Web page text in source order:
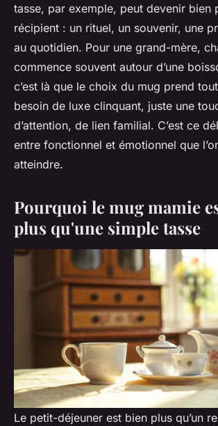
tasse, par exemple, peut devenir bien
récipient : un rituel, un souvenir, une
au quotidien. Pour une grand-mère,
commence souvent autour d’une
c’est là que le choix du mug prend
besoin de luxe clinquant, juste une
d’attention, de lien familial. C’est ce
entre fonctionnel et émotionnel que
atteindre.
Pourquoi le mug mamie
plus qu'une simple tasse
Le petit-déjeuner est bien plus qu’un